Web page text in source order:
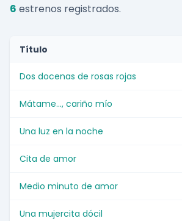
6 estrenos registrados.
Título
Dos docenas de rosas rojas
Mátame..., cariño mío
Una luz en la noche
Cita de amor
Medio minuto de amor
Una mujercita dócil